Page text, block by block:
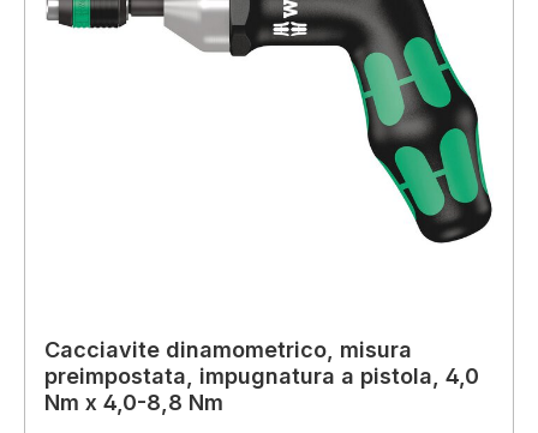
Cacciavite dinamometrico, misura
preimpostata, impugnatura a pistola, 4,0
Nm x 4,0-8,8 Nm